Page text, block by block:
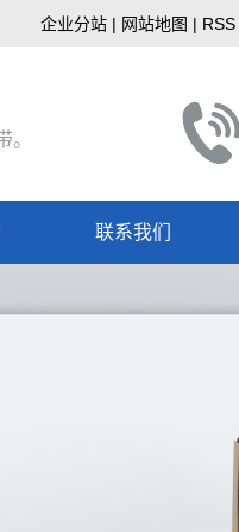
企业分站 | 网站地图 | RSS
联系我们